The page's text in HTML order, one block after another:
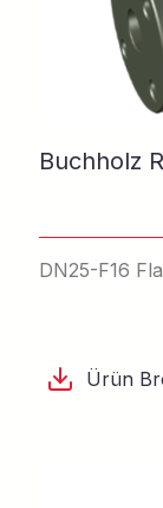
Buchholz
DN25-F16
Ürün